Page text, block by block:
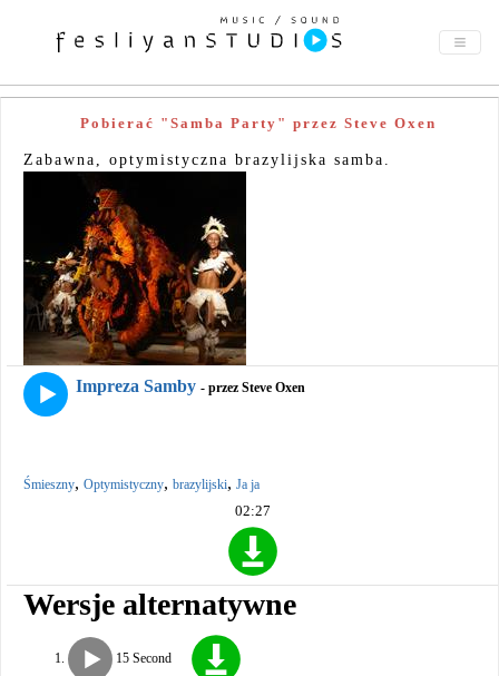
Pobierać "Samba Party" przez Steve Oxen
Zabawna, optymistyczna brazylijska samba.
Impreza Samby - przez Steve Oxen
Śmieszny, Optymistyczny, brazylijski, Ja ja
02:27
Wersje alternatywne
15 Second